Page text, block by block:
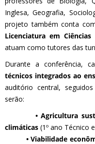
Inglesa, Geografia,
projeto também conta
Licenciatura em Ciências
atuam como tutores das
Durante a conferência,
técnicos integrados ao
auditório central,
serão:
• Agricultura
climáticas (1º ano Técnico
• Viabilidade